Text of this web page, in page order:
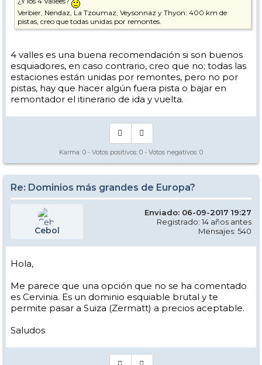
Verbier, Nendaz, La Tzoumaz, Veysonnaz y Thyon: 400 km de
pistas, creo que todas unidas por remontes.
4 valles es una buena recomendación si son buenos
esquiadores, en caso contrario, creo que no; todas las
estaciones están unidas por remontes, pero no por
pistas, hay que hacer algún fuera pista o bajar en
remontador el itinerario de ida y vuelta.
Karma: 0 - Votos positivos: 0 - Votos negativos: 0
Re: Dominios más grandes de Europa?
Cebol
Enviado: 06-09-2017 19:27
Registrado: 14 años antes
Mensajes: 540
Hola,
Me parece que una opción que no se ha comentado
es Cervinia. Es un dominio esquiable brutal y te
permite pasar a Suiza (Zermatt) a precios aceptable.
Saludos